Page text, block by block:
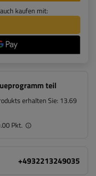
kaufen mit:
teil
erhalten Sie: 13.69
Pkt.
+4932213249035